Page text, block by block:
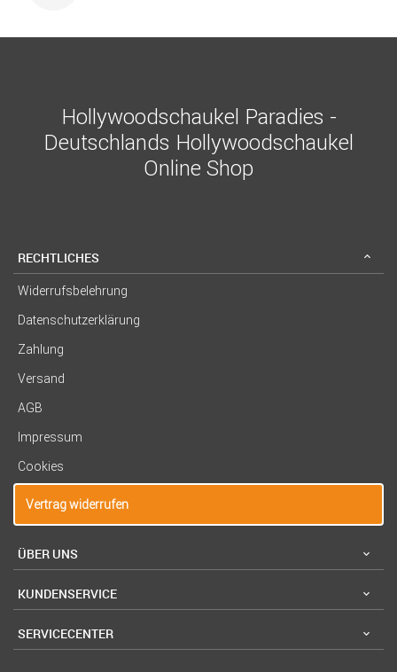
Hollywoodschaukel Paradies -
Deutschlands Hollywoodschaukel
Online Shop
RECHTLICHES
Widerrufsbelehrung
Datenschutzerklärung
Zahlung
Versand
AGB
Impressum
Cookies
Vertrag widerrufen
ÜBER UNS
KUNDENSERVICE
SERVICECENTER